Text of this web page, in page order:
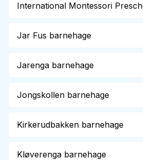
International Montessori
Jar Fus barnehage
Jarenga barnehage
Jongskollen barnehage
Kirkerudbakken barnehage
Kløverenga barnehage